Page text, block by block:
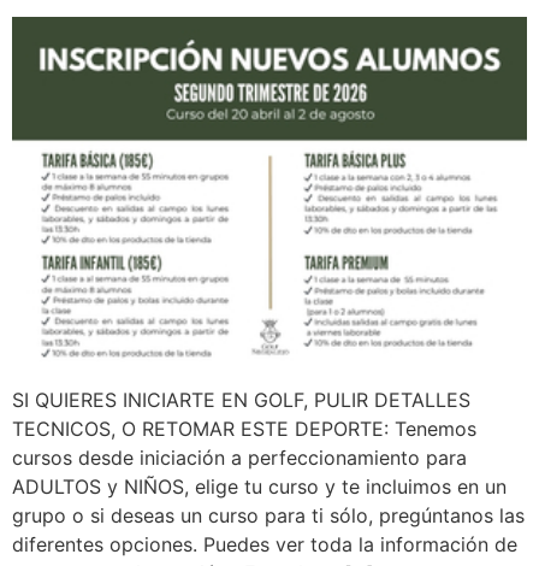
SI QUIERES INICIARTE EN GOLF, PULIR DETALLES
TECNICOS, O RETOMAR ESTE DEPORTE: Tenemos
cursos desde iniciación a perfeccionamiento para
ADULTOS y NIÑOS, elige tu curso y te incluimos en un
grupo o si deseas un curso para ti sólo, pregúntanos las
diferentes opciones. Puedes ver toda la información de